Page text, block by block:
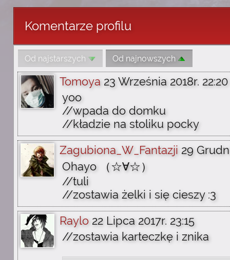
Komentarze profilu
Od najstarszych Od najnowszych
Tomoya 23 Września 2018r. 22:20
yoo
//wpada do domku
//kładzie na stoliku pocky
Zagubiona_W_Fantazji 29
Ohayo （☆∀☆）
//tuli
//zostawia żelki i się cieszy :3
Raylo 22 Lipca 2017r. 23:15
//zostawia karteczkę i znika